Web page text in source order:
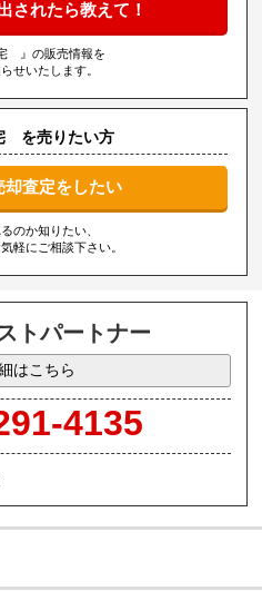
されたら教えて！
』の販売情報を
せいたします。
を売りたい方
却査定をしたい
のか知りたい、
軽にご相談下さい。
トパートナー
はこちら
4135